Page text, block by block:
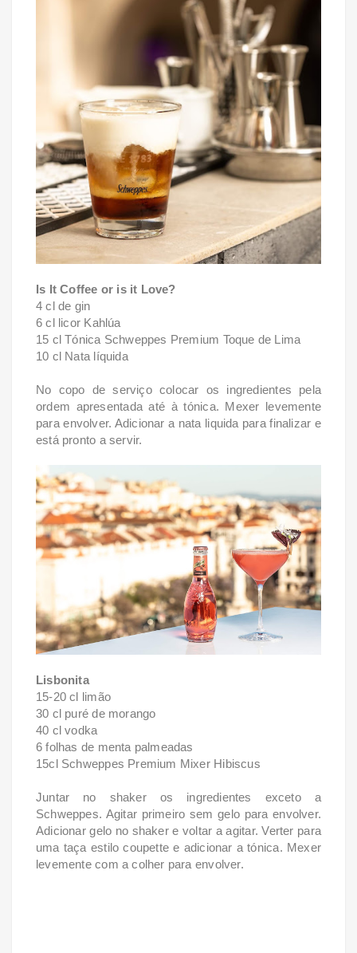
Is It Coffee or is it Love?
4 cl de gin
6 cl licor Kahlúa
15 cl Tónica Schweppes Premium Toque de Lima
10 cl Nata líquida
No copo de serviço colocar os ingredientes pela
ordem apresentada até à tónica. Mexer levemente
para envolver. Adicionar a nata liquida para finalizar e
está pronto a servir.
Lisbonita
15-20 cl limão
30 cl puré de morango
40 cl vodka
6 folhas de menta palmeadas
15cl Schweppes Premium Mixer Hibiscus
Juntar no shaker os ingredientes exceto a
Schweppes. Agitar primeiro sem gelo para envolver.
Adicionar gelo no shaker e voltar a agitar. Verter para
uma taça estilo coupette e adicionar a tónica. Mexer
levemente com a colher para envolver.